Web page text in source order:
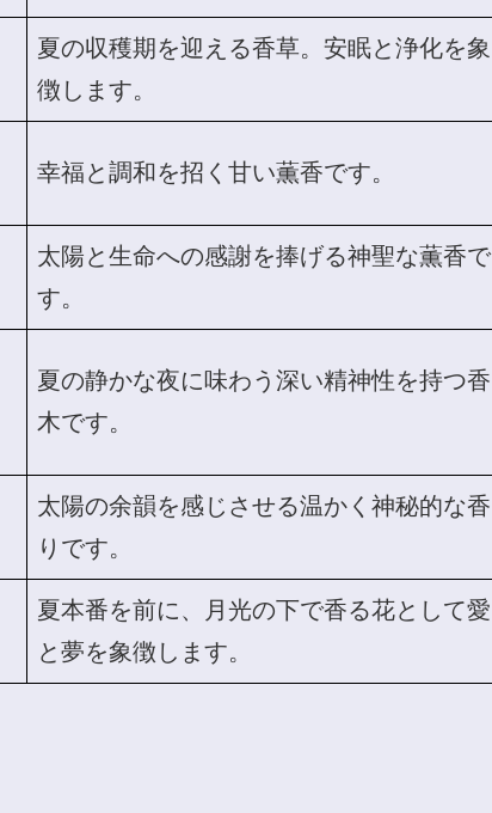
夏の収穫期を迎える香草。安眠と浄化を象
徴します。
幸福と調和を招く甘い薫香です。
太陽と生命への感謝を捧げる神聖な薫香で
す。
夏の静かな夜に味わう深い精神性を持つ香
木です。
太陽の余韻を感じさせる温かく神秘的な香
りです。
夏本番を前に、月光の下で香る花として愛
と夢を象徴します。